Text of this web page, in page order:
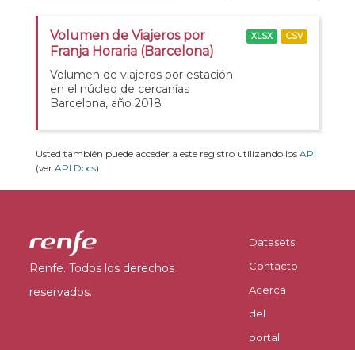
Volumen de Viajeros por
Franja Horaria (Barcelona)
Volumen de viajeros por estación
en el núcleo de cercanías
Barcelona, año 2018
XLSX CSV
Usted también puede acceder a este registro utilizando los API
(ver API Docs).
Renfe. Todos los derechos
reservados.
Datasets
Contacto
Acerca
del
portal